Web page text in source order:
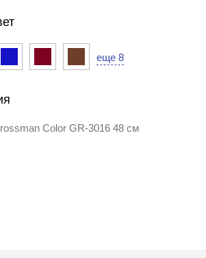
еще 8
Color GR-3016 48 см